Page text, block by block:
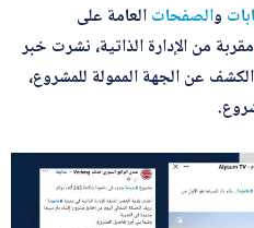
والصفحاتالعامة على
مقربة من الإدارة الذاتية، نشرت خبر
عن الجهة الممولة للمشروع،